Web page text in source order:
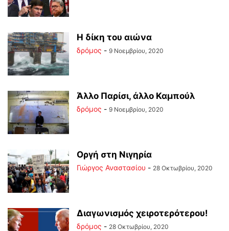
Η δίκη του αιώνα
δρόμος - 9 Νοεμβρίου, 2020
Άλλο Παρίσι, άλλο Καμπούλ
δρόμος - 9 Νοεμβρίου, 2020
Οργή στη Νιγηρία
Γιώργος Αναστασίου - 28 Οκτωβρίου, 2020
Διαγωνισμός χειροτερότερου!
δρόμος - 28 Οκτωβρίου, 2020